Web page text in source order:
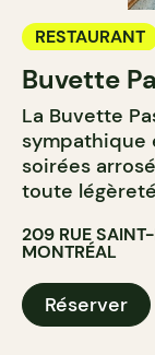
RESTAURANT
BAR À VIN
BAR À
Buvette
La Buvette
sympathique
soirées
toute
209 RUE
MONTRÉAL
Réserver